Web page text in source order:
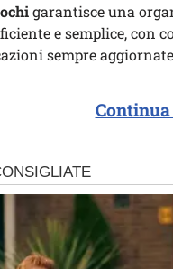
garantisce una
e semplice, con
sempre